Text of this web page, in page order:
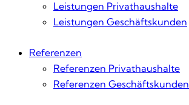
Leistungen Privathaushalte
Leistungen Geschäftskunden
Referenzen
Referenzen Privathaushalte
Referenzen Geschäftskunden